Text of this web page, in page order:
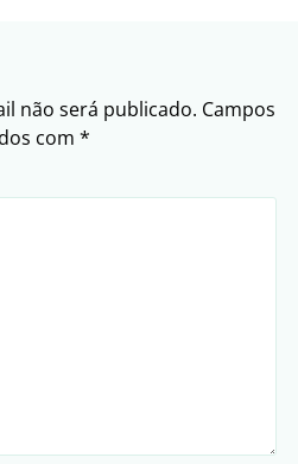
não será publicado. Campos
com *